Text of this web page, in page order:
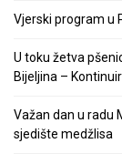
Vjerski program u
U toku žetva
Bijeljina –
Važan dan u radu
sjedište medžlisa